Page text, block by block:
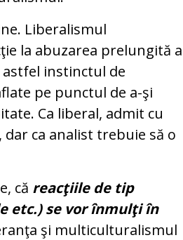
Liberalismul
la abuzarea prelungită a
instinctul de
pe punctul de a-şi
Ca liberal, admit cu
ca analist trebuie să o
că reacţiile de tip
etc.) se vor înmulţi în
şi multiculturalismul